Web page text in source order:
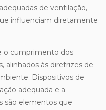
de ventilação,
influenciam diretamente
o cumprimento dos
alinhados às diretrizes de
Dispositivos de
adequada e a
são elementos que